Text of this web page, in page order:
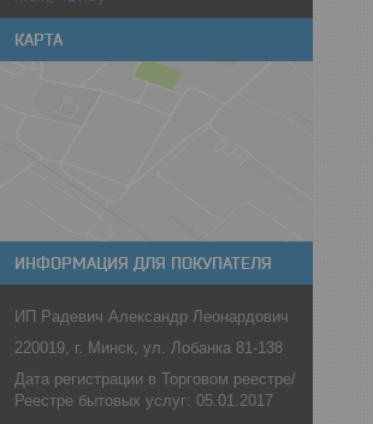
КАРТА
ИНФОРМАЦИЯ ДЛЯ ПОКУПАТЕЛЯ
ИП Радевич Александр Леонардович
220019, г. Минск, ул. Лобанка 81-138
Дата регистрации в Торговом реестре/
Реестре бытовых услуг: 05.01.2017